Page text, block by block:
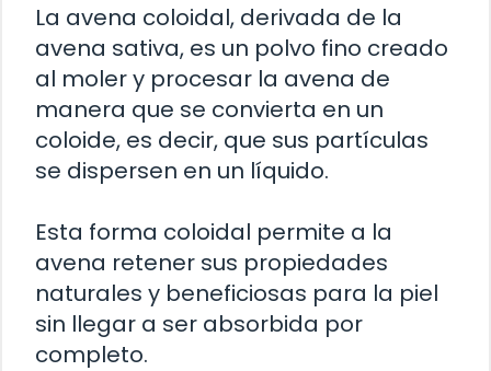
La avena coloidal, derivada de la
avena sativa, es un polvo fino creado
al moler y procesar la avena de
manera que se convierta en un
coloide, es decir, que sus partículas
se dispersen en un líquido.
Esta forma coloidal permite a la
avena retener sus propiedades
naturales y beneficiosas para la piel
sin llegar a ser absorbida por
completo.